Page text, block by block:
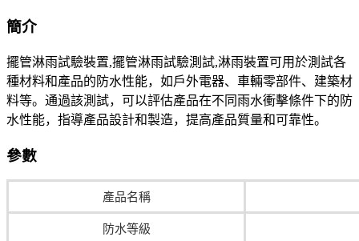
簡介
擺管淋雨試驗裝置,擺管淋雨試驗測試,淋雨裝置可用於測試各
種材料和產品的防水性能，如戶外電器、車輛零部件、建築材
料等。通過該測試，可以評估產品在不同雨水衝擊條件下的防
水性能，指導產品設計和製造，提高產品質量和可靠性。
參數
產品名稱
防水等級